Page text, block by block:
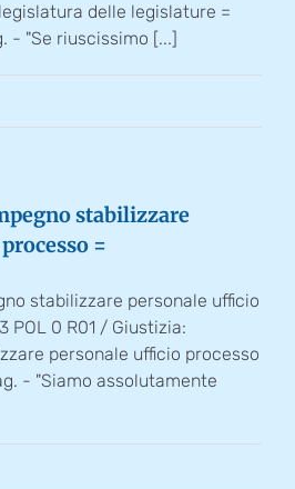
delle legislature =
- "Se riuscissimo [...]
stabilizzare
=
stabilizzare personale ufficio
POL 0 R01 / Giustizia:
personale ufficio processo
- "Siamo assolutamente